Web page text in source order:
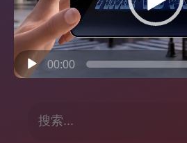
00:00